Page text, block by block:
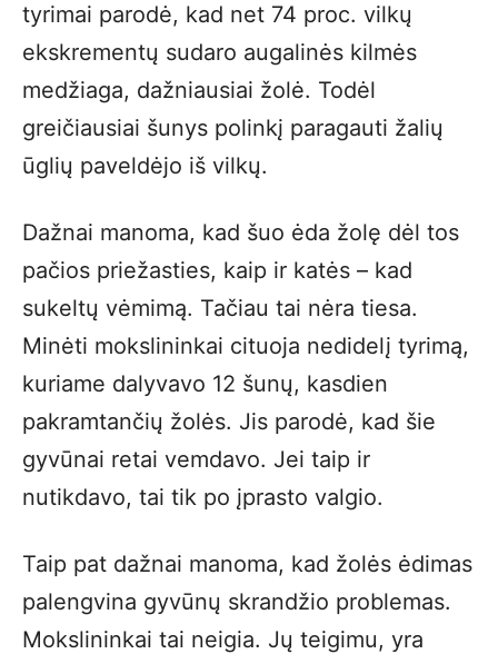
tyrimai parodė, kad net 74 proc. vilkų
ekskrementų sudaro augalinės kilmės
medžiaga, dažniausiai žolė. Todėl
greičiausiai šunys polinkį paragauti žalių
ūglių paveldėjo iš vilkų.
Dažnai manoma, kad šuo ėda žolę dėl tos
pačios priežasties, kaip ir katės – kad
sukeltų vėmimą. Tačiau tai nėra tiesa.
Minėti mokslininkai cituoja nedidelį tyrimą,
kuriame dalyvavo 12 šunų, kasdien
pakramtančių žolės. Jis parodė, kad šie
gyvūnai retai vemdavo. Jei taip ir
nutikdavo, tai tik po įprasto valgio.
Taip pat dažnai manoma, kad žolės ėdimas
palengvina gyvūnų skrandžio problemas.
Mokslininkai tai neigia. Jų teigimu, yra